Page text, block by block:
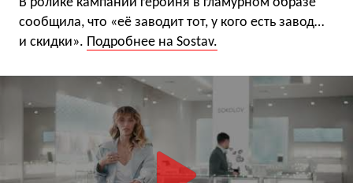
сообщила, что «её заводит тот, у кого есть завод…
и скидки». Подробнее на Sostav.